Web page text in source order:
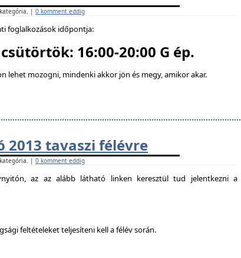
| 0 komment eddig
foglalkozások időpontja:
16:00-20:00 G ép.
lehet mozogni, mindenki akkor jön és megy, amikor akar.
2013 tavaszi félévre
| 0 komment eddig
az az alább látható linken keresztül tud jelentkezni a
feltételeket teljesíteni kell a félév során.